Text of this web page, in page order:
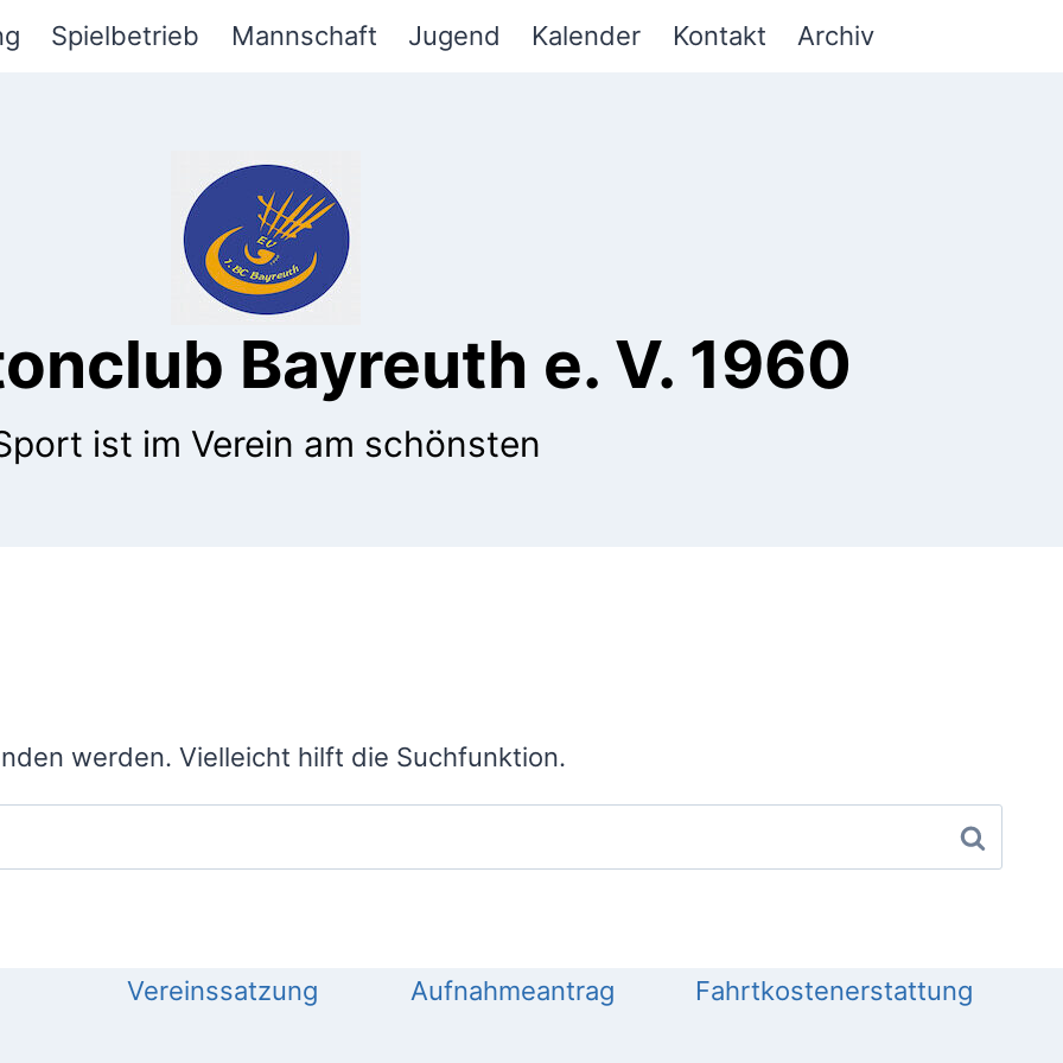
Spielbetrieb Mannschaft Jugend Kalender Kontakt Archiv
Bayreuth e. V. 1960
ist im Verein am schönsten
werden. Vielleicht hilft die Suchfunktion.
Vereinssatzung Aufnahmeantrag Fahrtkostenerstattung